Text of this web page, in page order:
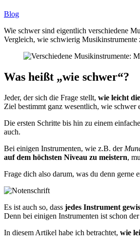
Blog
Wie schwer sind eigentlich verschiedene
Vergleich, wie schwierig Musikinstrumente
Was heißt „wie schwer“?
Jeder, der sich die Frage stellt, wie leicht
Ziel bestimmt ganz wesentlich, wie schwer
Die ersten Schritte bis hin zu einem
auch.
Bei einigen Instrumenten, wie z.B. der
auf dem höchsten Niveau zu meistern,
Frage dich also darum, was du denn gerne
Es ist auch so, dass jedes Instrument
Denn bei einigen Instrumenten ist schon der
In diesem Artikel habe ich betrachtet, wie